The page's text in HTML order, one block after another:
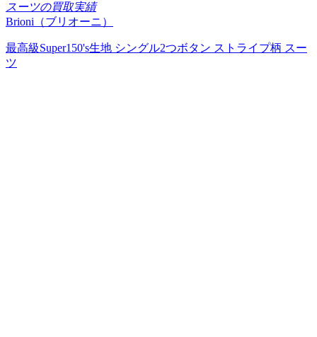
スーツの買取実績
Brioni（ブリオーニ）
最高級Super150's生地 シングル2つボタン ストライプ柄 スー
ツ